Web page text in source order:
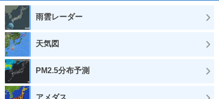
雨雲レーダー
天気図
PM2.5分布予測
アメダス